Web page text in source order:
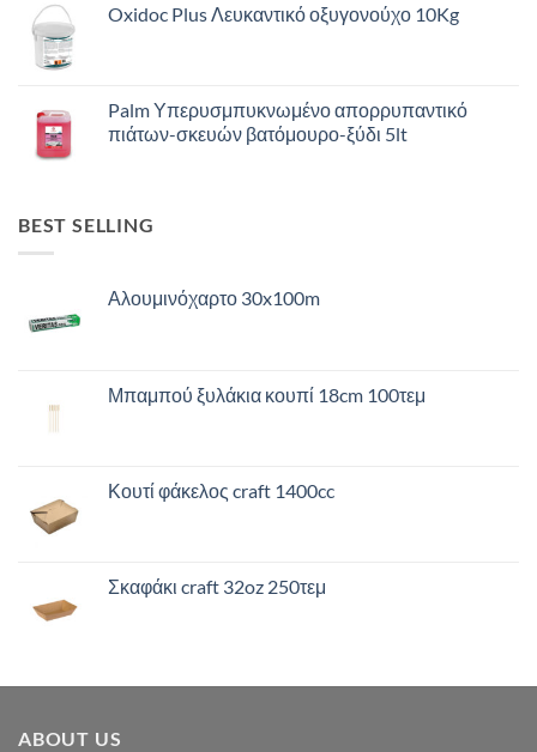
Oxidoc Plus Λευκαντικό οξυγονούχο 10Kg
Palm Υπερυσμπυκνωμένο απορρυπαντικό
πιάτων-σκευών βατόμουρο-ξύδι 5lt
BEST SELLING
Αλουμινόχαρτο 30x100m
Μπαμπού ξυλάκια κουπί 18cm 100τεμ
Κουτί φάκελος craft 1400cc
Σκαφάκι craft 32oz 250τεμ
ABOUT US